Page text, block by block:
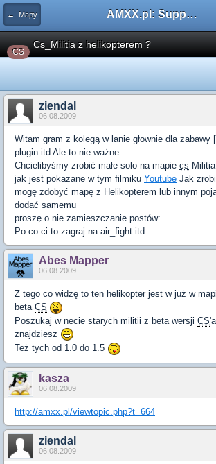
← Mapy AMXX.pl: Support AMX Mod X i SourceMod
CS
Cs_Militia z helikopterem ?
ziendal
06.08.2009
Witam gram z kolegą w lanie głownie dla zabawy
plugin itd Ale to nie ważne
Chcielibyśmy zrobić małe solo na mapie cs
jak jest pokazane w tym filmiku Youtube Jak
mogę zdobyć mapę z Helikopterem lub innym
dodać samemu
proszę o nie zamieszczanie postów:
Po co ci to zagraj na air_fight itd
Abes Mapper
06.08.2009
Z tego co widzę to ten helikopter jest w już w
beta CS
Poszukaj w necie starych militii z beta wersji CS
znajdziesz
Też tych od 1.0 do 1.5
kasza
06.08.2009
http://amxx.pl/viewtopic.php?t=664
ziendal
06.08.2009